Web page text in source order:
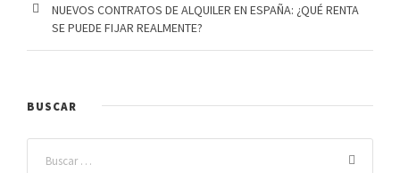
NUEVOS CONTRATOS DE ALQUILER EN ESPAÑA: ¿QUÉ RENTA
SE PUEDE FIJAR REALMENTE?
BUSCAR